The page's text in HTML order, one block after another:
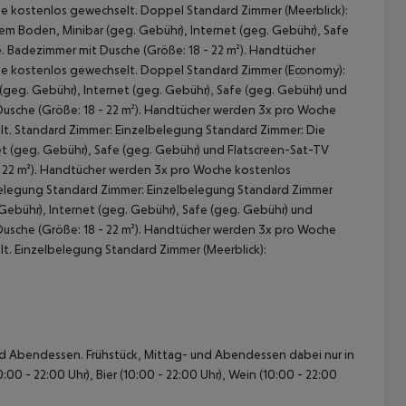
gewechselt. Doppel Standard Zimmer (Meerblick):
Boden, Minibar (geg. Gebühr), Internet (geg. Gebühr), Safe
mit Dusche (Größe: 18 - 22 m²). Handtücher
gewechselt. Doppel Standard Zimmer (Economy):
Gebühr), Internet (geg. Gebühr), Safe (geg. Gebühr) und
(Größe: 18 - 22 m²). Handtücher werden 3x pro Woche
Zimmer: Einzelbelegung Standard Zimmer: Die
Gebühr), Safe (geg. Gebühr) und Flatscreen-Sat-TV
m²). Handtücher werden 3x pro Woche kostenlos
Standard Zimmer: Einzelbelegung Standard Zimmer
Internet (geg. Gebühr), Safe (geg. Gebühr) und
(Größe: 18 - 22 m²). Handtücher werden 3x pro Woche
Einzelbelegung Standard Zimmer (Meerblick):
Abendessen. Frühstück, Mittag- und Abendessen dabei nur in
- 22:00 Uhr), Bier (10:00 - 22:00 Uhr), Wein (10:00 - 22:00